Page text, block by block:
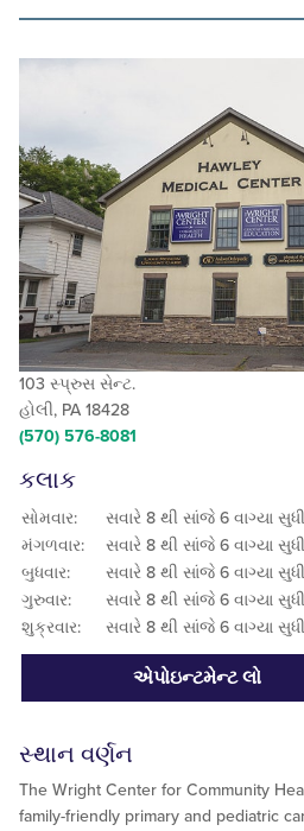
103 સ્પ્રુસ સેન્ટ.
હોલી, PA 18428
(570) 576-8081
કલાક
સોમવાર:
સવારે 8 થી સાંજે 6 વાગ્યા સુધી
મંગળવાર:
સવારે 8 થી સાંજે 6 વાગ્યા સુધી
બુધવાર:
સવારે 8 થી સાંજે 6 વાગ્યા સુધી
ગુરુવાર:
સવારે 8 થી સાંજે 6 વાગ્યા સુધી
શુક્રવાર:
સવારે 8 થી સાંજે 6 વાગ્યા સુધી
એપોઇન્ટમેન્ટ લો
સ્થાન વર્ણન
The Wright Center for Community
family-friendly primary and pediatric